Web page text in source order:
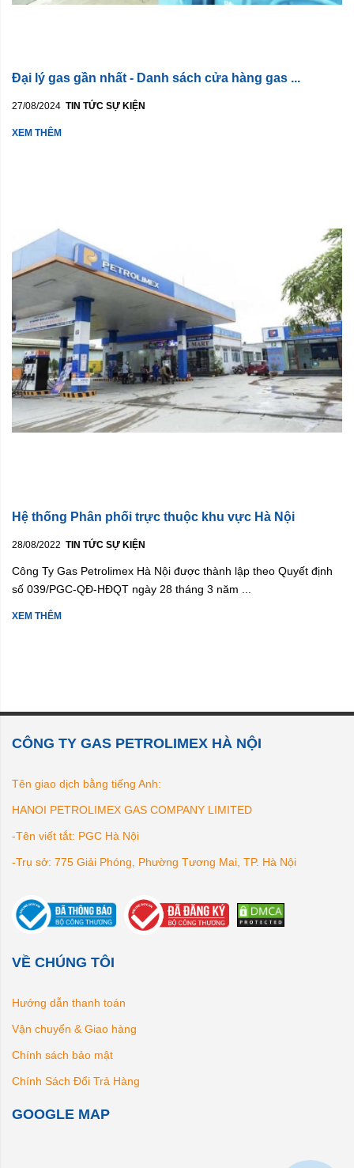
Đại lý gas gần nhất - Danh sách cửa hàng gas ...
27/08/2024 TIN TỨC SỰ KIỆN
XEM THÊM
Hệ thống Phân phối trực thuộc khu vực Hà Nội
28/08/2022 TIN TỨC SỰ KIỆN
Công Ty Gas Petrolimex Hà Nội được thành lập theo Quyết định
số 039/PGC-QĐ-HĐQT ngày 28 tháng 3 năm ...
XEM THÊM
CÔNG TY GAS PETROLIMEX HÀ NỘI
Tên giao dịch bằng tiếng Anh:
HANOI PETROLIMEX GAS COMPANY LIMITED
-Tên viết tắt: PGC Hà Nội
-Trụ sở: 775 Giải Phóng, Phường Tương Mai, TP. Hà Nội
VỀ CHÚNG TÔI
Hướng dẫn thanh toán
Vận chuyển & Giao hàng
Chính sách bảo mật
Chính Sách Đổi Trả Hàng
GOOGLE MAP